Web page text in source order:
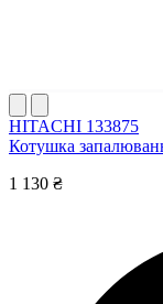
HITACHI 133875
Котушка
1 130 ₴